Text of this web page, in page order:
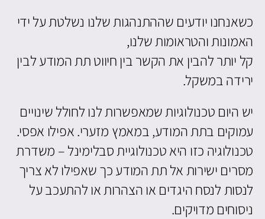
כשאנחנו יודעים שההתנהגות שלנו נשלטת על ידי
האמונות והטראומות שלנו,
קל יותר להבין את הקשר בין חיווט תת המודע לבין
ירידה במשקל.
יש היום טכנולוגיות שמאפשרות לנו לחולל שינויים
עמוקים בתת המודע, במאמץ מזערי. אפילו אפסי.
טכנולוגיה כזו היא טכנולוגיית סבלימינל – משדרת
מסרים ישירות אל תת המודע כך שאפילו לא צריך
לנסות לנסח היגדים או הצהרות או להתעכב על
ניסוחים מדויקים.